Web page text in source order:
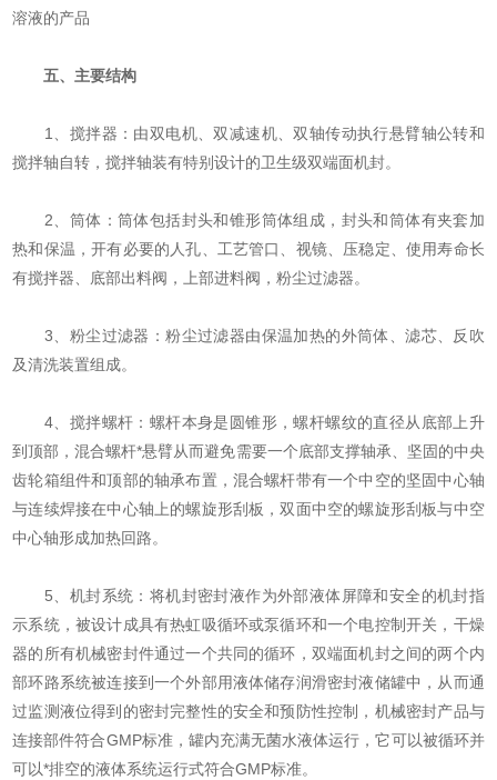
溶液的产品
五、主要结构
1、搅拌器：由双电机、双减速机、双轴传动执行悬臂轴公转和
搅拌轴自转，搅拌轴装有特别设计的卫生级双端面机封。
2、筒体：筒体包括封头和锥形筒体组成，封头和筒体有夹套加
热和保温，开有必要的人孔、工艺管口、视镜、压稳定、使用寿命长
有搅拌器、底部出料阀，上部进料阀，粉尘过滤器。
3、粉尘过滤器：粉尘过滤器由保温加热的外筒体、滤芯、反吹
及清洗装置组成。
4、搅拌螺杆：螺杆本身是圆锥形，螺杆螺纹的直径从底部上升
到顶部，混合螺杆*悬臂从而避免需要一个底部支撑轴承、坚固的中央
齿轮箱组件和顶部的轴承布置，混合螺杆带有一个中空的坚固中心轴
与连续焊接在中心轴上的螺旋形刮板，双面中空的螺旋形刮板与中空
中心轴形成加热回路。
5、机封系统：将机封密封液作为外部液体屏障和安全的机封指
示系统，被设计成具有热虹吸循环或泵循环和一个电控制开关，干燥
器的所有机械密封件通过一个共同的循环，双端面机封之间的两个内
部环路系统被连接到一个外部用液体储存润滑密封液储罐中，从而通
过监测液位得到的密封完整性的安全和预防性控制，机械密封产品与
连接部件符合GMP标准，罐内充满无菌水液体运行，它可以被循环并
可以*排空的液体系统运行式符合GMP标准。